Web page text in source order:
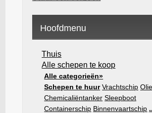
Hoofdmenu
Thuis
Alle schepen te koop
Alle categorieën»
Schepen te huur Vrachtschip
Chemicaliëntanker Sleepboot
Containerschip Binnenvaartschip